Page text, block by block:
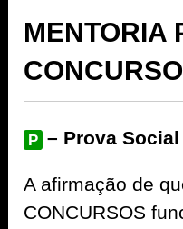
MENTORIA
P – Prova Social
A afirmação de
CONCURSOS